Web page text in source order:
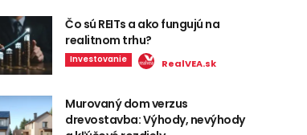
Čo sú REITs a ako fungujú na
realitnom trhu?
Investovanie RealVEA.sk
Murovaný dom verzus
drevostavba: Výhody, nevýhody